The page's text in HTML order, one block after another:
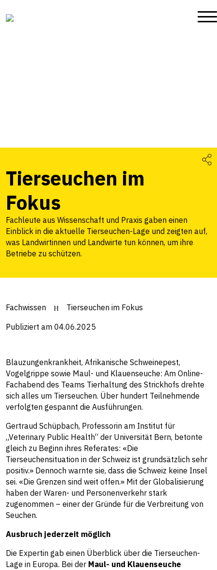
Tierseuchen im
Fokus
Fachleute aus Wissenschaft und Praxis gaben einen
Einblick in die aktuelle Tierseuchen-Lage und zeigten auf,
was Landwirtinnen und Landwirte tun können, um ihre
Betriebe zu schützen.
Fachwissen Tierseuchen im Fokus
Publiziert am 04.06.2025
Blauzungenkrankheit, Afrikanische Schweinepest,
Vogelgrippe sowie Maul- und Klauenseuche: Am Online-
Fachabend des Teams Tierhaltung des Strickhofs drehte
sich alles um Tierseuchen. Über hundert Teilnehmende
verfolgten gespannt die Ausführungen.
Gertraud Schüpbach, Professorin am Institut für
„Veterinary Public Health“ der Universität Bern, betonte
gleich zu Beginn ihres Referates: «Die
Tierseuchensituation in der Schweiz ist grundsätzlich sehr
positiv.» Dennoch warnte sie, dass die Schweiz keine Insel
sei. «Die Grenzen sind weit offen.» Mit der Globalisierung
haben der Waren- und Personenverkehr stark
zugenommen – einer der Gründe für die Verbreitung von
Seuchen.
Ausbruch jederzeit möglich
Die Expertin gab einen Überblick über die Tierseuchen-
Lage in Europa. Bei der Maul- und Klauenseuche